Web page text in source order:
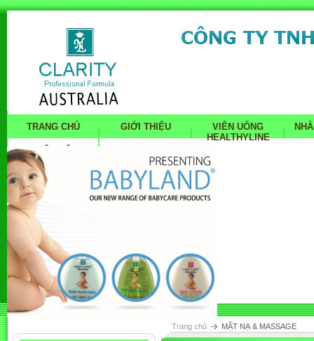
TRANG CHỦ GIỚI THIỆU
VIÊN UỐNG
HEALTHYLINE
LIÊN HỆ
Trang chủ MẶT NẠ & MASSAGE